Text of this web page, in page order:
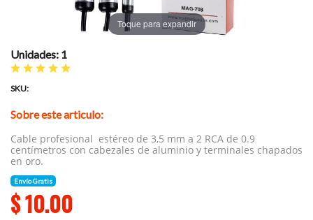
Toque para expandir
Unidades: 1
SKU:
Sobre este articulo:
Cable profesional estéreo de 3,5 mm a 2 RCA de 0.9
centímetros con cabezales de aluminio y terminales chapados
en oro.
Envío Gratis
$10.00